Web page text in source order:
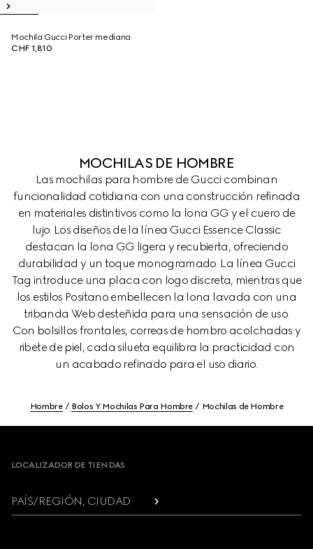
Mochila Gucci Porter mediana
CHF 1,810
MOCHILAS DE HOMBRE
Las mochilas para hombre de Gucci combinan
funcionalidad cotidiana con una construcción refinada
en materiales distintivos como la lona GG y el cuero de
lujo. Los diseños de la línea Gucci Essence Classic
destacan la lona GG ligera y recubierta, ofreciendo
durabilidad y un toque monogramado. La línea Gucci
Tag introduce una placa con logo discreta, mientras que
los estilos Positano embellecen la lona lavada con una
tribanda Web desteñida para una sensación de uso.
Con bolsillos frontales, correas de hombro acolchadas y
ribete de piel, cada silueta equilibra la practicidad con
un acabado refinado para el uso diario.
Hombre Bolos Y Mochilas Para Hombre Mochilas de Hombre
LOCALIZADOR DE TIENDAS
PAÍS/REGIÓN, CIUDAD